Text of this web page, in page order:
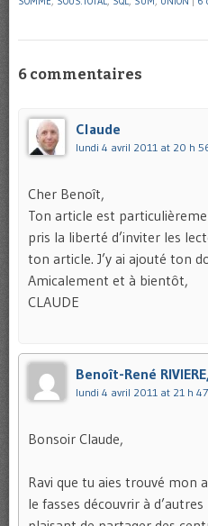
6 commentaires
Claude
lundi 4 avril 2011 at 20 h
Cher Benoît,
Ton article est
pris la liberté d’inviter les
ton article. J’y ai ajouté ton
Amicalement et à bientôt,
CLAUDE
Benoît-René
lundi 4 avril 2011 at 21 h
Bonsoir Claude,
Ravi que tu aies trouvé mon
le fasses découvrir à